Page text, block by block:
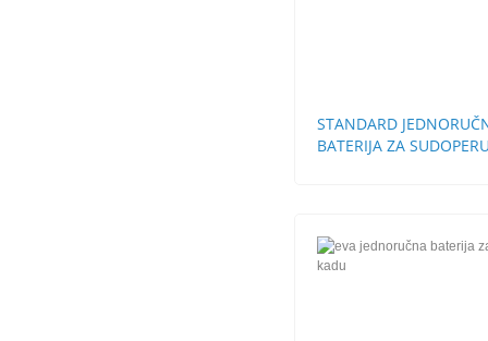
STANDARD
BATERIJA ZA